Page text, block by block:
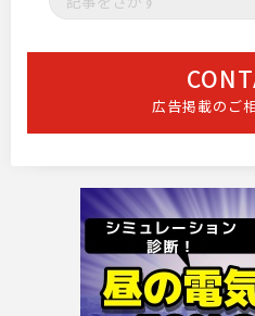
広告掲載のご